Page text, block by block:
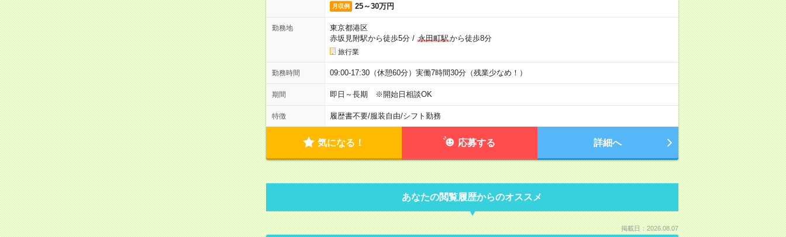
月収例 25～30万円
勤務地
東京都港区
赤坂見附駅から徒歩5分/ 永田町駅から徒歩8分
旅行業
勤務時間 09:00-17:30（休憩60分）実働7時間30分（残業少なめ！）
期間 即日～長期 ※開始日相談OK
特徴 履歴書不要/服装自由/シフト勤務
気になる！ 応募する 詳細へ
あなたの閲覧履歴からのオススメ
掲載日：2026.08.07